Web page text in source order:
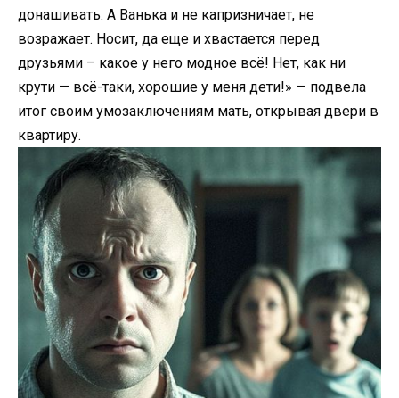
донашивать. А Ванька и не капризничает, не
возражает. Носит, да еще и хвастается перед
друзьями – какое у него модное всё! Нет, как ни
крути — всё-таки, хорошие у меня дети!» — подвела
итог своим умозаключениям мать, открывая двери в
квартиру.